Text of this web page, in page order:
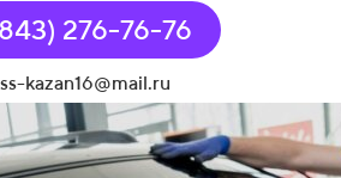
276-76-76
kazan16@mail.ru